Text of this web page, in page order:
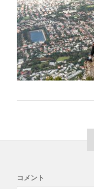
コメント